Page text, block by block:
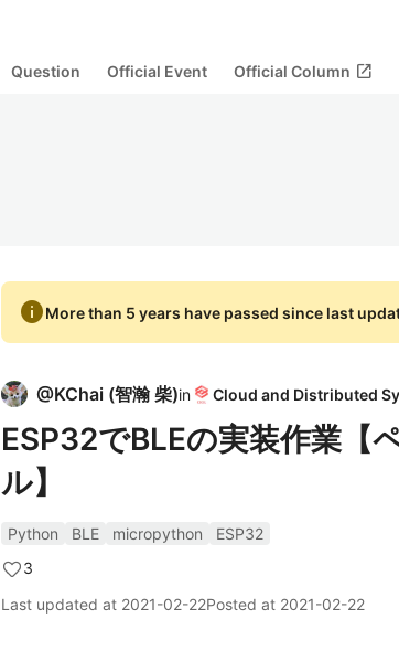
Question Official Event Official Column open_in_new
infoMore than 5 years have passed since last
@KChai (智瀚 柴)in
ESP32でBLEの実装作業【
ル】
Python BLE micropython
ESP32
3
Last updated at 2021-02-22Posted at 2021-02-22